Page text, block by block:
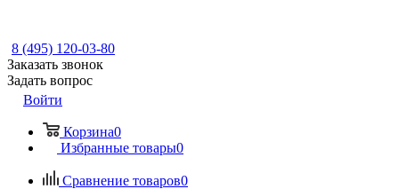
8 (495) 120-03-80
Заказать звонок
Задать вопрос
Войти
Корзина0
Избранные товары0
Сравнение товаров0